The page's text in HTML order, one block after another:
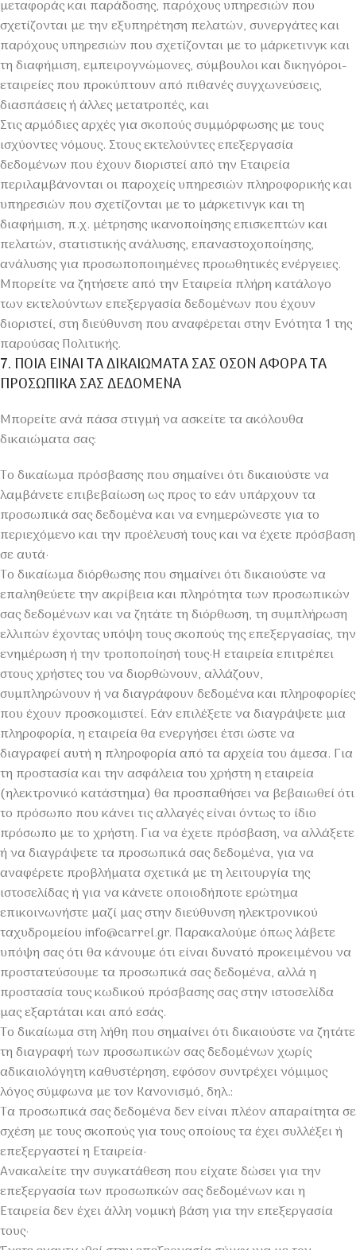
μεταφοράς και παράδοσης, παρόχους υπηρεσιών που
σχετίζονται με την εξυπηρέτηση πελατών, συνεργάτες και
παρόχους υπηρεσιών που σχετίζονται με το μάρκετινγκ και
τη διαφήμιση, εμπειρογνώμονες, σύμβουλοι και δικηγόροι-
εταιρείες που προκύπτουν από πιθανές συγχωνεύσεις,
διασπάσεις ή άλλες μετατροπές, και
Στις αρμόδιες αρχές για σκοπούς συμμόρφωσης με τους
ισχύοντες νόμους. Στους εκτελούντες επεξεργασία
δεδομένων που έχουν διοριστεί από την Εταιρεία
περιλαμβάνονται οι παροχείς υπηρεσιών πληροφορικής και
υπηρεσιών που σχετίζονται με το μάρκετινγκ και τη
διαφήμιση, π.χ. μέτρησης ικανοποίησης επισκεπτών και
πελατών, στατιστικής ανάλυσης, επαναστοχοποίησης,
ανάλυσης για προσωποποιημένες προωθητικές ενέργειες.
Μπορείτε να ζητήσετε από την Εταιρεία πλήρη κατάλογο
των εκτελούντων επεξεργασία δεδομένων που έχουν
διοριστεί, στη διεύθυνση που αναφέρεται στην Ενότητα 1 της
παρούσας Πολιτικής.
7. ΠΟΙΑ ΕΙΝΑΙ ΤΑ ΔΙΚΑΙΩΜΑΤΑ ΣΑΣ ΟΣΟΝ ΑΦΟΡΑ ΤΑ
ΠΡΟΣΩΠΙΚΑ ΣΑΣ ΔΕΔΟΜΕΝΑ
Μπορείτε ανά πάσα στιγμή να ασκείτε τα ακόλουθα
δικαιώματα σας:
Το δικαίωμα πρόσβασης που σημαίνει ότι δικαιούστε να
λαμβάνετε επιβεβαίωση ως προς το εάν υπάρχουν τα
προσωπικά σας δεδομένα και να ενημερώνεστε για το
περιεχόμενο και την προέλευσή τους και να έχετε πρόσβαση
σε αυτά·
Το δικαίωμα διόρθωσης που σημαίνει ότι δικαιούστε να
επαληθεύετε την ακρίβεια και πληρότητα των προσωπικών
σας δεδομένων και να ζητάτε τη διόρθωση, τη συμπλήρωση
ελλιπών έχοντας υπόψη τους σκοπούς της επεξεργασίας, την
ενημέρωση ή την τροποποίησή τους·Η εταιρεία επιτρέπει
στους χρήστες του να διορθώνουν, αλλάζουν,
συμπληρώνουν ή να διαγράφουν δεδομένα και πληροφορίες
που έχουν προσκομιστεί. Εάν επιλέξετε να διαγράψετε μια
πληροφορία, η εταιρεία θα ενεργήσει έτσι ώστε να
διαγραφεί αυτή η πληροφορία από τα αρχεία του άμεσα. Για
τη προστασία και την ασφάλεια του χρήστη η εταιρεία
(ηλεκτρονικό κατάστημα) θα προσπαθήσει να βεβαιωθεί ότι
το πρόσωπο που κάνει τις αλλαγές είναι όντως το ίδιο
πρόσωπο με το χρήστη. Για να έχετε πρόσβαση, να αλλάξετε
ή να διαγράψετε τα προσωπικά σας δεδομένα, για να
αναφέρετε προβλήματα σχετικά με τη λειτουργία της
ιστοσελίδας ή για να κάνετε οποιοδήποτε ερώτημα
επικοινωνήστε μαζί μας στην διεύθυνση ηλεκτρονικού
ταχυδρομείου info@carrel.gr. Παρακαλούμε όπως λάβετε
υπόψη σας ότι θα κάνουμε ότι είναι δυνατό προκειμένου να
προστατεύσουμε τα προσωπικά σας δεδομένα, αλλά η
προστασία τους κωδικού πρόσβασης σας στην ιστοσελίδα
μας εξαρτάται και από εσάς.
Το δικαίωμα στη λήθη που σημαίνει ότι δικαιούστε να ζητάτε
τη διαγραφή των προσωπικών σας δεδομένων χωρίς
αδικαιολόγητη καθυστέρηση, εφόσον συντρέχει νόμιμος
λόγος σύμφωνα με τον Κανονισμό, δηλ.:
Τα προσωπικά σας δεδομένα δεν είναι πλέον απαραίτητα σε
σχέση με τους σκοπούς για τους οποίους τα έχει συλλέξει ή
επεξεργαστεί η Εταιρεία·
Ανακαλείτε την συγκατάθεση που είχατε δώσει για την
επεξεργασία των προσωπκών σας δεδομένων και η
Εταιρεία δεν έχει άλλη νομική βάση για την επεξεργασία
τους·